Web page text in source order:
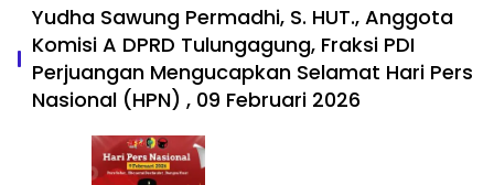
Yudha Sawung Permadhi, S. HUT., Anggota
Komisi A DPRD Tulungagung, Fraksi PDI
Perjuangan Mengucapkan Selamat Hari Pers
Nasional (HPN) , 09 Februari 2026